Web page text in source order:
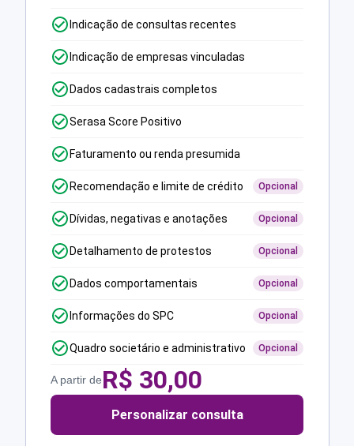
Indicação de consultas recentes
Indicação de empresas vinculadas
Dados cadastrais completos
Serasa Score Positivo
Faturamento ou renda presumida
Recomendação e limite de crédito Opcional
Dívidas, negativas e anotações Opcional
Detalhamento de protestos Opcional
Dados comportamentais Opcional
Informações do SPC Opcional
Quadro societário e administrativo Opcional
A partir deR$ 30,00
Personalizar consulta